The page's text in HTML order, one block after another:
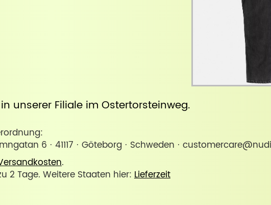
unserer Filiale im Ostertorsteinweg.
6 · 41117 · Göteborg · Schweden ·
.
2 Tage. Weitere Staaten hier:Lieferzeit